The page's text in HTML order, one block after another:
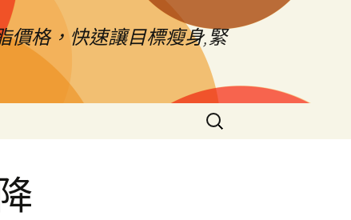
價格，快速讓目標瘦身,緊
搜
尋